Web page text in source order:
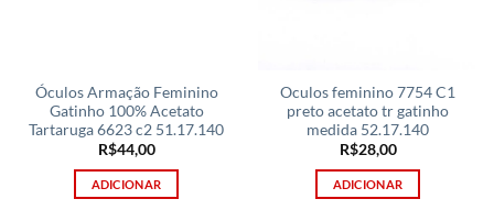
Óculos Armação Feminino
Gatinho 100% Acetato
Tartaruga 6623 c2 51.17.140
R$44,00
ADICIONAR
Oculos feminino 7754 C1
preto acetato tr gatinho
medida 52.17.140
R$28,00
ADICIONAR